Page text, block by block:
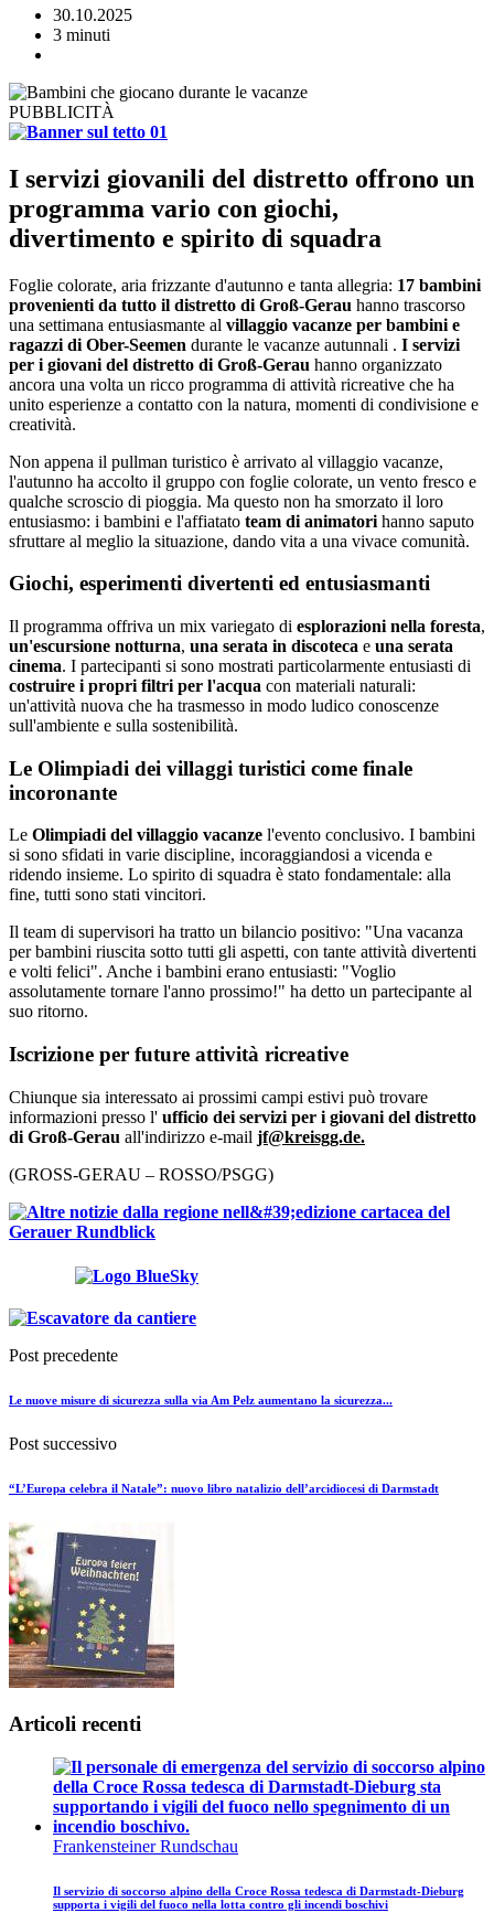
30.10.2025
3 minuti
PUBBLICITÀ
I servizi giovanili del distretto offrono un
programma vario con giochi,
divertimento e spirito di squadra
Foglie colorate, aria frizzante d'autunno e tanta allegria: 17 bambini
provenienti da tutto il distretto di Groß-Gerau hanno trascorso
una settimana entusiasmante al villaggio vacanze per bambini e
ragazzi di Ober-Seemen durante le vacanze autunnali . I servizi
per i giovani del distretto di Groß-Gerau hanno organizzato
ancora una volta un ricco programma di attività ricreative che ha
unito esperienze a contatto con la natura, momenti di condivisione e
creatività.
Non appena il pullman turistico è arrivato al villaggio vacanze,
l'autunno ha accolto il gruppo con foglie colorate, un vento fresco e
qualche scroscio di pioggia. Ma questo non ha smorzato il loro
entusiasmo: i bambini e l'affiatato team di animatori hanno saputo
sfruttare al meglio la situazione, dando vita a una vivace comunità.
Giochi, esperimenti divertenti ed entusiasmanti
Il programma offriva un mix variegato di esplorazioni nella foresta,
un'escursione notturna, una serata in discoteca e una serata
cinema. I partecipanti si sono mostrati particolarmente entusiasti di
costruire i propri filtri per l'acqua con materiali naturali:
un'attività nuova che ha trasmesso in modo ludico conoscenze
sull'ambiente e sulla sostenibilità.
Le Olimpiadi dei villaggi turistici come finale
incoronante
Le Olimpiadi del villaggio vacanze l'evento conclusivo. I bambini
si sono sfidati in varie discipline, incoraggiandosi a vicenda e
ridendo insieme. Lo spirito di squadra è stato fondamentale: alla
fine, tutti sono stati vincitori.
Il team di supervisori ha tratto un bilancio positivo: "Una vacanza
per bambini riuscita sotto tutti gli aspetti, con tante attività divertenti
e volti felici". Anche i bambini erano entusiasti: "Voglio
assolutamente tornare l'anno prossimo!" ha detto un partecipante al
suo ritorno.
Iscrizione per future attività ricreative
Chiunque sia interessato ai prossimi campi estivi può trovare
informazioni presso l' ufficio dei servizi per i giovani del distretto
di Groß-Gerau all'indirizzo e-mail jf@kreisgg.de.
(GROSS-GERAU – ROSSO/PSGG)
Post precedente
Le nuove misure di sicurezza sulla via Am Pelz aumentano la sicurezza...
Post successivo
“L’Europa celebra il Natale”: nuovo libro natalizio dell’arcidiocesi di Darmstadt
Articoli recenti
Frankensteiner Rundschau
Il servizio di soccorso alpino della Croce Rossa tedesca di Darmstadt-Dieburg
supporta i vigili del fuoco nella lotta contro gli incendi boschivi